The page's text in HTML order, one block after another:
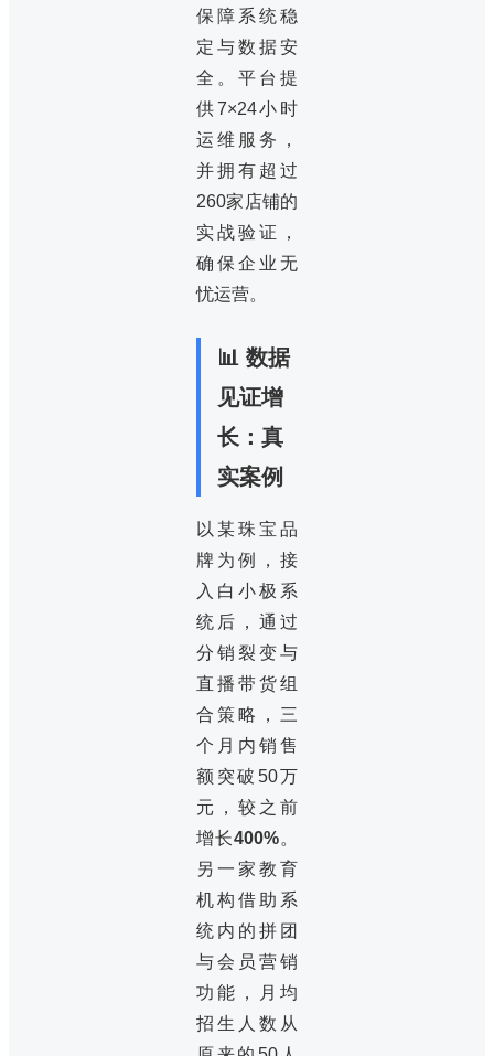
保障系统稳
定与数据安
全。平台提
供7×24小时
运维服务，
并拥有超过
260家店铺的
实战验证，
确保企业无
忧运营。
📊 数据
见证增
长：真
实案例
以某珠宝品
牌为例，接
入白小极系
统后，通过
分销裂变与
直播带货组
合策略，三
个月内销售
额突破50万
元，较之前
增长400%。
另一家教育
机构借助系
统内的拼团
与会员营销
功能，月均
招生人数从